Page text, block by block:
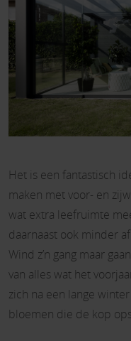
Het is een fantastisch
maken met voor- en
wat extra leefruimte
daarnaast ook minder
Wind z’n gang maar
van alles wat het
zich na een lange
bloemen die de kop